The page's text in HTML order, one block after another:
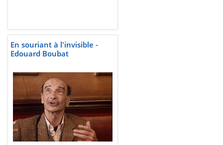
En souriant à l'invisible -
Edouard Boubat